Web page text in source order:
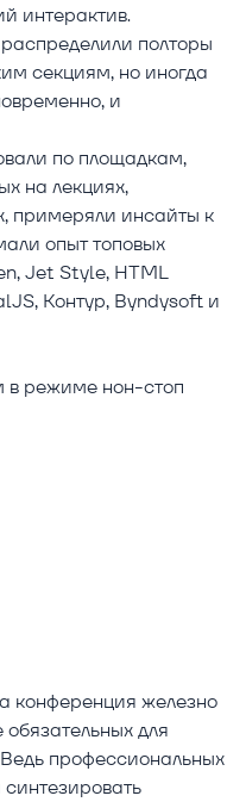
интерактив.
полторы
секциям, но иногда
и
по площадкам,
на лекциях,
примеряли инсайты к
опыт топовых
Jet Style, HTML
Контур, Byndysoft и
в режиме нон-стоп
конференция железно
для
профессиональных